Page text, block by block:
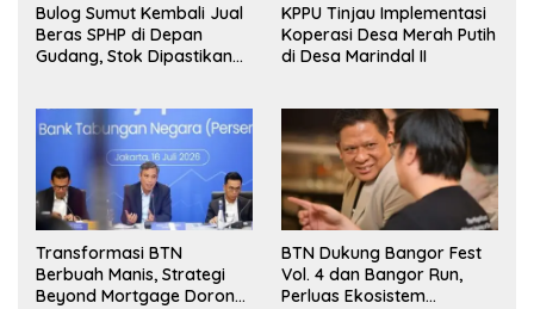
Bulog Sumut Kembali Jual
Beras SPHP di Depan
Gudang, Stok Dipastikan
KPPU Tinjau Implementasi
Koperasi Desa Merah Putih
di Desa Marindal II
Transformasi BTN
Berbuah Manis, Strategi
Beyond Mortgage Dorong
BTN Dukung Bangor Fest
Vol. 4 dan Bangor Run,
Perluas Ekosistem